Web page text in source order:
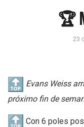
🏆
23
Evans Weiss
próximo fin de
Con 6 poles